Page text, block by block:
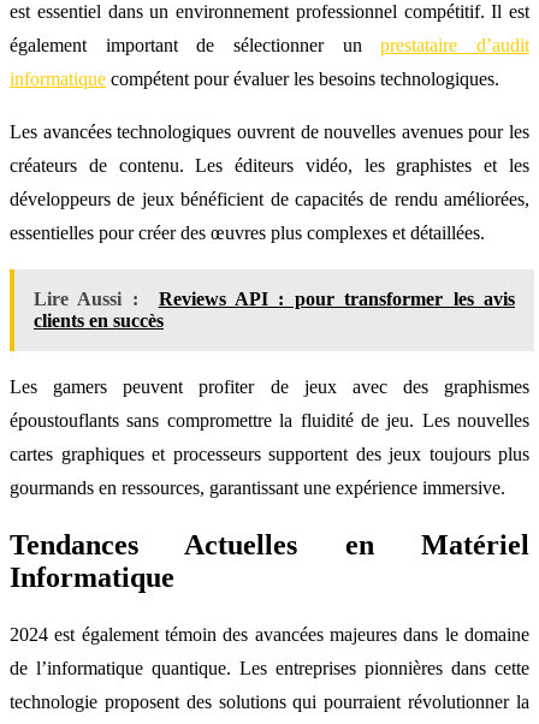
est essentiel dans un environnement professionnel compétitif. Il est
également important de sélectionner unprestataire d’audit
informatique compétent pour évaluer les besoins technologiques.
Les avancées technologiques ouvrent de nouvelles avenues pour les
créateurs de contenu. Les éditeurs vidéo, les graphistes et les
développeurs de jeux bénéficient de capacités de rendu améliorées,
essentielles pour créer des œuvres plus complexes et détaillées.
Lire Aussi :
Reviews API : pour transformer les avis
clients en succès
Les gamers peuvent profiter de jeux avec des graphismes
époustouflants sans compromettre la fluidité de jeu. Les nouvelles
cartes graphiques et processeurs supportent des jeux toujours plus
gourmands en ressources, garantissant une expérience immersive.
Tendances Actuelles en Matériel
Informatique
2024 est également témoin des avancées majeures dans le domaine
de l’informatique quantique. Les entreprises pionnières dans cette
technologie proposent des solutions qui pourraient révolutionner la